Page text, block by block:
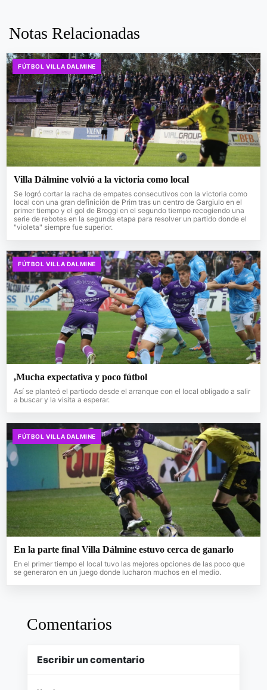
Notas Relacionadas
FÚTBOL VILLA DALMINE
Villa Dálmine volvió a la victoria como local
Se logró cortar la racha de empates consecutivos con la victoria como
local con una gran definición de Prim tras un centro de Gargiulo en el
primer tiempo y el gol de Broggi en el segundo tiempo recogiendo una
serie de rebotes en la segunda etapa para resolver un partido donde el
"violeta" siempre fue superior.
FÚTBOL VILLA DALMINE
,Mucha expectativa y poco fútbol
Así se planteó el partiodo desde el arranque con el local obligado a salir
a buscar y la visita a esperar.
FÚTBOL VILLA DALMINE
En la parte final Villa Dálmine estuvo cerca de ganarlo
En el primer tiempo el local tuvo las mejores opciones de las poco que
se generaron en un juego donde lucharon muchos en el medio.
Comentarios
Escribir un comentario